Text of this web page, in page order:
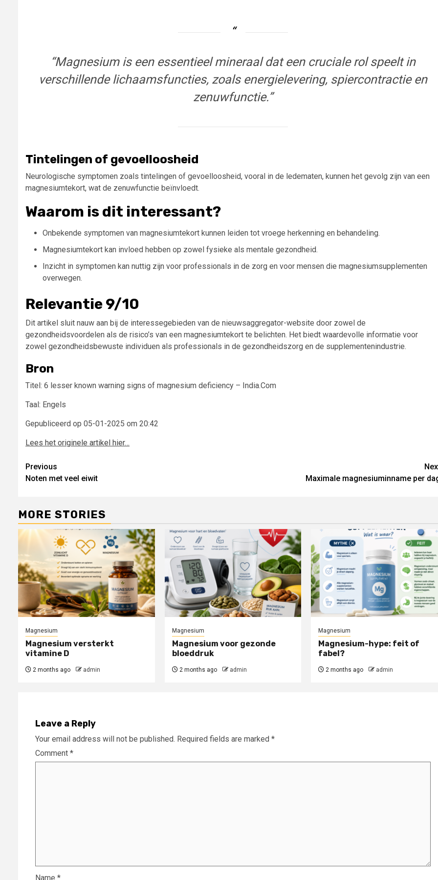
“Magnesium is een essentieel mineraal dat een cruciale rol speelt in
verschillende lichaamsfuncties, zoals energielevering, spiercontractie en
zenuwfunctie.”
Tintelingen of gevoelloosheid
Neurologische symptomen zoals tintelingen of gevoelloosheid, vooral in de ledematen, kunnen het gevolg zijn van een
magnesiumtekort, wat de zenuwfunctie beïnvloedt.
Waarom is dit interessant?
Onbekende symptomen van magnesiumtekort kunnen leiden tot vroege herkenning en behandeling.
Magnesiumtekort kan invloed hebben op zowel fysieke als mentale gezondheid.
Inzicht in symptomen kan nuttig zijn voor professionals in de zorg en voor mensen die magnesiumsupplementen
overwegen.
Relevantie 9/10
Dit artikel sluit nauw aan bij de interessegebieden van de nieuwsaggregator-website door zowel de
gezondheidsvoordelen als de risico’s van een magnesiumtekort te belichten. Het biedt waardevolle informatie voor
zowel gezondheidsbewuste individuen als professionals in de gezondheidszorg en de supplementenindustrie.
Bron
Titel: 6 lesser known warning signs of magnesium deficiency – India.Com
Taal: Engels
Gepubliceerd op 05-01-2025 om 20:42
Lees het originele artikel hier…
Post
navigation
Previous
Noten met veel eiwit
Maximale magnesiuminname per
MORE STORIES
Magnesium
Magnesium versterkt
vitamine D
2 months ago admin
Magnesium
Magnesium voor gezonde
bloeddruk
2 months ago admin
Magnesium
Magnesium-hype: feit of
fabel?
2 months ago admin
Leave a Reply
Your email address will not be published. Required fields are marked *
Comment *
Name *